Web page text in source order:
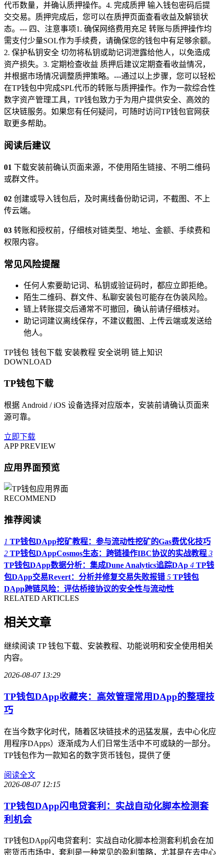
代币数量，并确认质押操作。4. 完成质押 输入钱包密码后提
交交易。质押完成后，您可以在质押页面查看收益及解锁状
态。--- 四、注意事项1. 确保网络费用充足 转账与质押操作均
需支付少量SOL作为手续费，请确保您的钱包中有足够余额。
2. 保护私钥安全 切勿将私钥或助记词泄露给他人，以免造成
资产损失。3. 定期检查收益 质押后建议定期查看收益情况，
并根据市场情况调整质押策略。---通过以上步骤，您可以轻松
在TP钱包中完成SPL代币的转账与质押操作。作为一款综合性
数字资产管理工具，TP钱包致力于为用户提供安全、高效的
区块链服务。如果您有任何疑问，可随时访问TP钱包官网获
取更多帮助。
阅读后建议
01 下载安装前确认页面来源，不使用陌生链接、不明二维码
或群文件。
02 创建或导入钱包后，及时离线备份助记词，不截图、不上
传云端。
03 转账和授权前，仔细核对链类型、地址、金额、手续费和
权限内容。
常见风险提醒
任何人索要助记词、私钥或验证码时，都应立即拒绝。
陌生二维码、群文件、私聊安装包可能存在伪装风险。
链上转账提交后通常不可撤回，确认前请仔细核对。
助记词建议离线保存，不建议截图、上传云端或发送给
他人。
TP钱包 钱包下载 安装教程 安全说明 链上知识
DOWNLOAD
TP钱包下载
根据 Android / iOS 设备选择对应版本，安装前请确认页面来
源可靠。
立即下载
APP PREVIEW
应用界面预览
RECOMMEND
推荐阅读
1 TP钱包DApp挖矿教程：参与流动性挖矿的Gas费优化技巧
2 TP钱包DAppCosmos生态：跨链操作IBC协议的实战教程 3
TP钱包DApp数据分析：集成Dune Analytics追踪DAp 4 TP钱
包DApp交易Revert：分析并修复交易失败报错 5 TP钱包
DApp跨链风险：评估桥接协议的安全性与流动性
RELATED ARTICLES
相关文章
继续阅读 TP 钱包下载、安装教程、功能说明和安全使用相关
内容。
2026-08-07 13:29
TP钱包DApp收藏夹：高效管理常用DApp的整理技
巧
在当今数字化时代，随着区块链技术的迅猛发展，去中心化应
用程序DApps）逐渐成为人们日常生活中不可或缺的一部分。
TP钱包作为一款知名的数字货币钱包，提供了便
阅读全文
2026-08-07 12:15
TP钱包DApp闪电贷套利：实战自动化脚本检测套
利机会
TP钱包DApp闪电贷套利：实战自动化脚本检测套利机会在加
密货币市场中，套利是一种常见的盈利策略，尤其是在去中心